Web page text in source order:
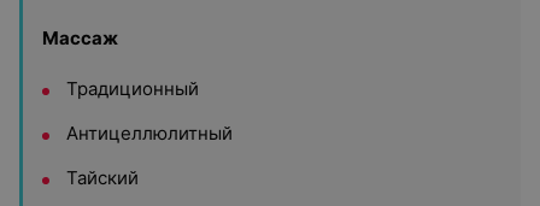
Массаж
Традиционный
Антицеллюлитный
Тайский